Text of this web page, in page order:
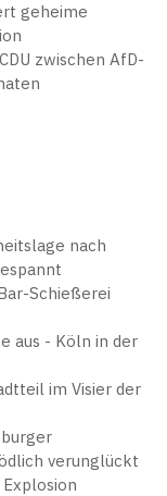
geheime
zwischen AfD-
nach
Schießerei
aus - Köln in der
im Visier der
verunglückt